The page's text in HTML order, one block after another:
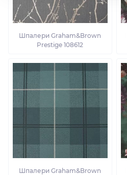
Шпалери Graham&Brown
Prestige 108612
Шпалери Graham&Brown